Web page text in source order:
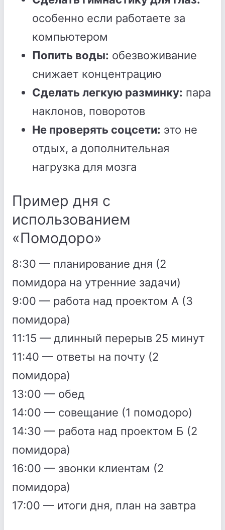
особенно если работаете за
компьютером
Попить воды: обезвоживание
снижает концентрацию
Сделать легкую разминку: пара
наклонов, поворотов
Не проверять соцсети: это не
отдых, а дополнительная
нагрузка для мозга
Пример дня с
использованием
«Помодоро»
8:30 — планирование дня (2
помидора на утренние задачи)
9:00 — работа над проектом А (3
помидора)
11:15 — длинный перерыв 25 минут
11:40 — ответы на почту (2
помидора)
13:00 — обед
14:00 — совещание (1 помодоро)
14:30 — работа над проектом Б (2
помидора)
16:00 — звонки клиентам (2
помидора)
17:00 — итоги дня, план на завтра